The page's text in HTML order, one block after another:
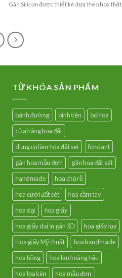
Gân Silicon được thiết kê dựa theo hoa thật
TỪ KHÓA SẢN PHẨM
bánh đường bình tiên
bó hoa
cửa hàng hoa đất
dụng cụ làm hoa đất set
fondant
gân hoa mẫu đơn
gân hoa đất sét
handmade
hoa chú rễ
hoa cưới đất sét
hoa cầm tay
hoa dại
hoa giấy
hoa giấy dai in gân 3D
hoa giấy lụa
Hoa giấy Mỹ thuật
hoa handmade
hoa hồng
hoa lan hoàng hậu
hoa loa kèn
hoa mẫu đơn